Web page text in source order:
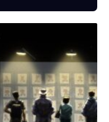
СГЗ С.ЦОГТБАЯР
ХУУЛЬЧ